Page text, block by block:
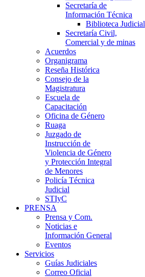
Secretaría de
Información Técnica
Biblioteca Judicial
Secretaría Civil,
Comercial y de minas
Acuerdos
Organigrama
Reseña Histórica
Consejo de la
Magistratura
Escuela de
Capacitación
Oficina de Género
Ruaga
Juzgado de
Instrucción de
Violencia de Género
y Protección Integral
de Menores
Policía Técnica
Judicial
STIyC
PRENSA
Prensa y Com.
Noticias e
Información General
Eventos
Servicios
Guías Judiciales
Correo Oficial